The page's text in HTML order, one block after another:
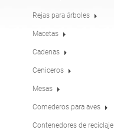
Pérgolas
inglés (USA)
italiano
Rejas para árboles
Macetas
Cadenas
Ceniceros
Mesas
Comederos para aves
Contenedores de reciclaje